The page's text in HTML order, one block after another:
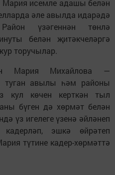
исемле адашы белән
әле авылда идарәдә
үзәгеннән төнлә
белән җитәкчеләргә
торучылар.
Мария Михайлова —
туган авылы һәм районы
кул көчен керткән тыл
бүген дә хөрмәт белән
үз игелеге үзенә әйләнеп
эшкә өйрәтеп
түтине кадер-хөрмәттә